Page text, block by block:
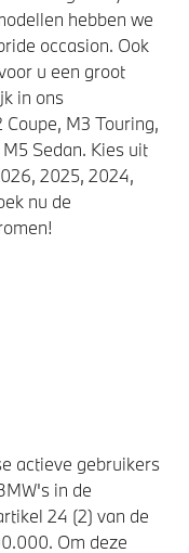
hebben we
occasion. Ook
u een groot
in ons
M3 Touring,
Sedan. Kies uit
2025, 2024,
nu de
actieve gebruikers
in de
24 (2) van de
Om deze